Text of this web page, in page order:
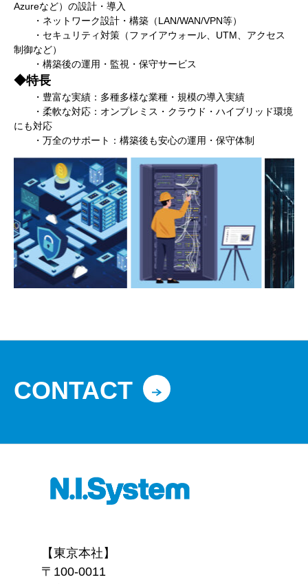
Azureなど）の設計・導入
・ネットワーク設計・構築（LAN/WAN/VPN等）
・セキュリティ対策（ファイアウォール、UTM、アクセス
制御など）
・構築後の運用・監視・保守サービス
◆特長
・豊富な実績：多種多様な業種・規模の導入実績
・柔軟な対応：オンプレミス・クラウド・ハイブリッド環境
にも対応
・万全のサポート：構築後も安心の運用・保守体制
CONTACT
【東京本社】
〒100-0011